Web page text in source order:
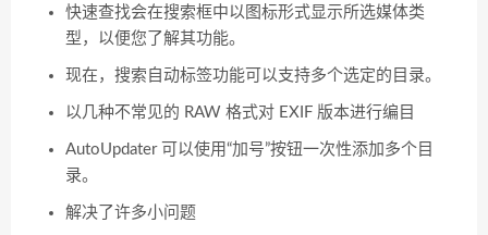
快速查找会在搜索框中以图标形式显示所选媒体类
型，以便您了解其功能。
现在，搜索自动标签功能可以支持多个选定的目录。
以几种不常见的 RAW 格式对 EXIF 版本进行编目
AutoUpdater 可以使用“加号”按钮一次性添加多个目
录。
解决了许多小问题